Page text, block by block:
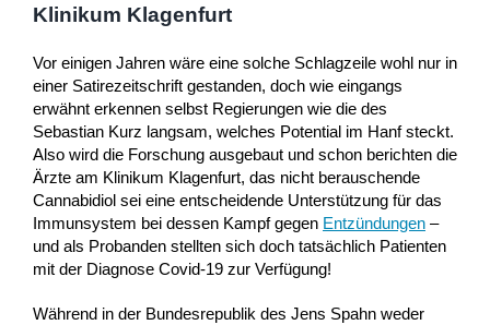
Klinikum Klagenfurt
Vor einigen Jahren wäre eine solche Schlagzeile wohl nur in
einer Satirezeitschrift gestanden, doch wie eingangs
erwähnt erkennen selbst Regierungen wie die des
Sebastian Kurz langsam, welches Potential im Hanf steckt.
Also wird die Forschung ausgebaut und schon berichten die
Ärzte am Klinikum Klagenfurt, das nicht berauschende
Cannabidiol sei eine entscheidende Unterstützung für das
Immunsystem bei dessen Kampf gegen Entzündungen –
und als Probanden stellten sich doch tatsächlich Patienten
mit der Diagnose Covid-19 zur Verfügung!
Während in der Bundesrepublik des Jens Spahn weder